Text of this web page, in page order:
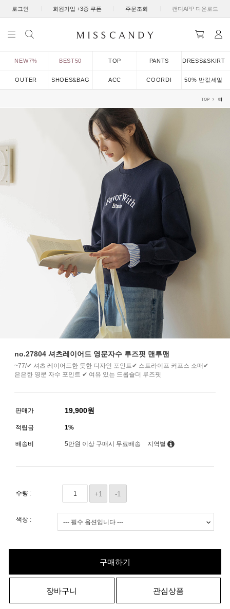
로그인 회원가입 +3종 쿠폰 주문조회 캔디APP 다운로드
NEW7% BEST50 TOP PANTS DRESS&SKIRT
OUTER SHOES&BAG ACC COORDI 50% 반값세일
TOP 티
no.27804 셔츠레이어드 영문자수 루즈핏 맨투맨
~77/✔ 셔츠 레이어드한 듯한 디자인 포인트✔ 스트라이프 커프스 소매✔
은은한 영문 자수 포인트 ✔ 여유 있는 드롭숄더 루즈핏
판매가 19,900원
적립금 1%
배송비 5만원 이상 구매시 무료배송 지역별
수량 : +1 -1
색상 :
구매하기
장바구니 관심상품